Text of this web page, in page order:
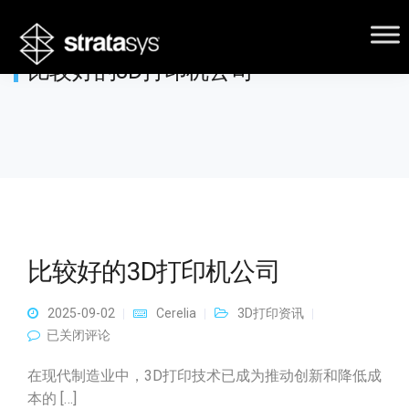
比较好的3D打印机公司
比较好的3D打印机公司
2025-09-02 Cerelia
3D打印资讯
比较好的3D打印机公司
已关闭评论
在现代制造业中，3D打印技术已成为推动创新和降低成
本的 […]